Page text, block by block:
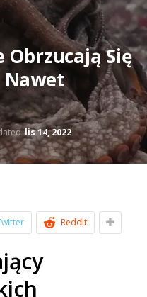
Obrzucają Się
Nawet
lis 14, 2022
ReddIt